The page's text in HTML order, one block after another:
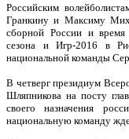
Российским
Гранкину и Максиму
сборной России и время
сезона и Игр-2016 в
национальной команды
В четверг президиум
Шляпникова на посту
своего назначения
национальную команду